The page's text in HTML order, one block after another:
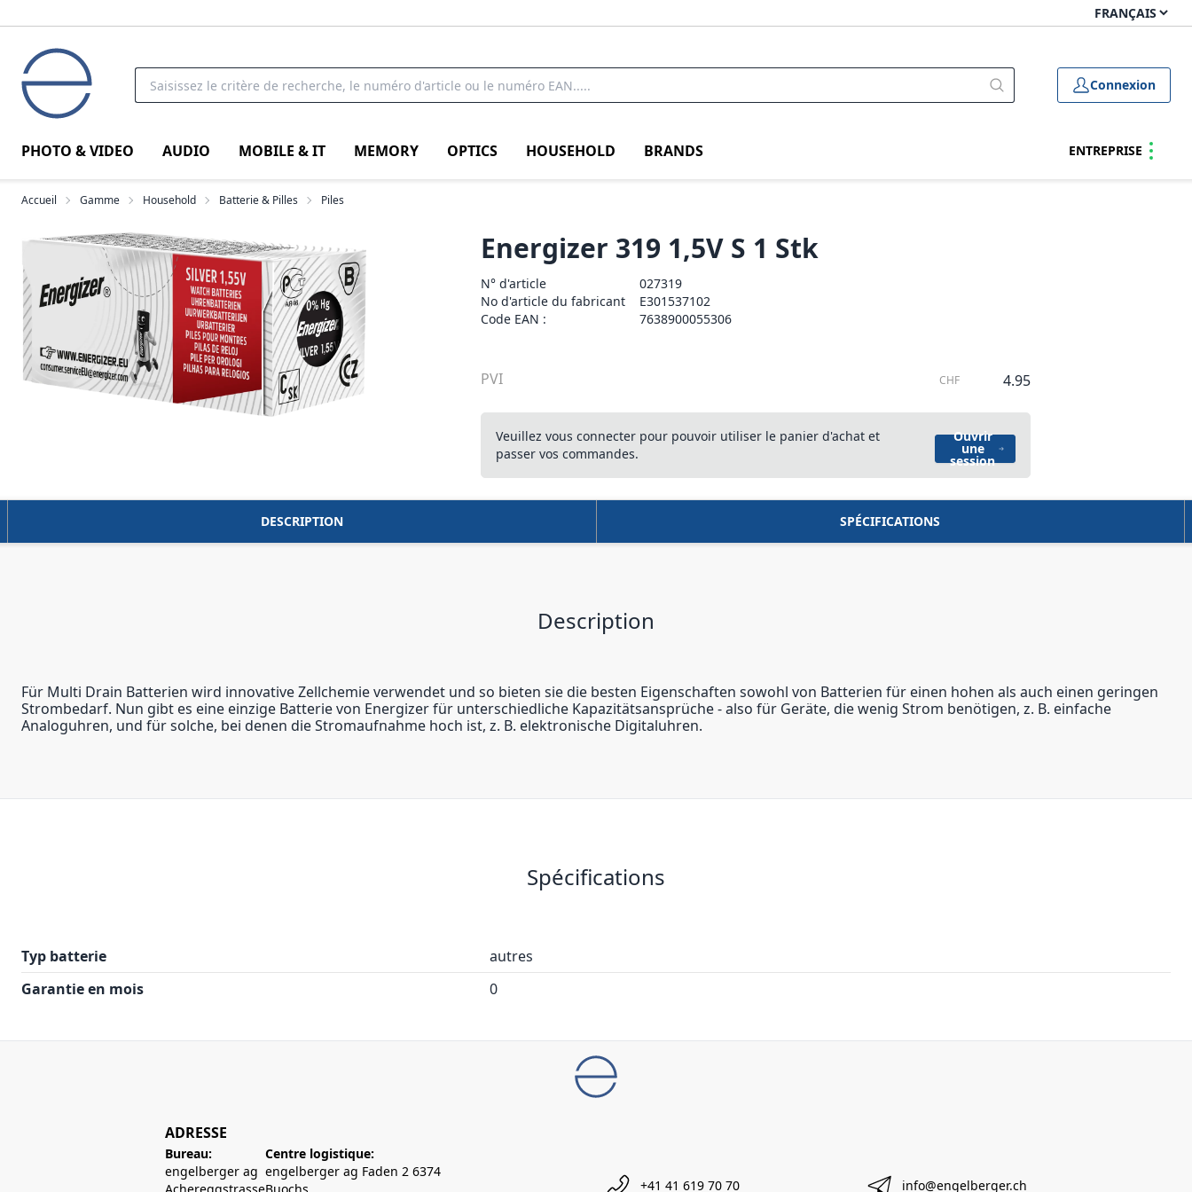
Connexion
PHOTO & VIDEO AUDIO MOBILE & IT MEMORY OPTICS HOUSEHOLD BRANDS ENTREPRISE
Accueil Gamme Household Batterie & Pilles Piles
Energizer 319 1,5V S 1 Stk
N° d'article
027319
No d'article du fabricant
E301537102
Code EAN :
7638900055306
PVI CHF 4.95
Veuillez vous connecter pour pouvoir utiliser le panier d'achat et
passer vos commandes.
Ouvrir
une
session
DESCRIPTION SPÉCIFICATIONS
Description
Für Multi Drain Batterien wird innovative Zellchemie verwendet und so bieten sie die besten Eigenschaften sowohl von Batterien für einen hohen als auch einen geringen
Strombedarf. Nun gibt es eine einzige Batterie von Energizer für unterschiedliche Kapazitätsansprüche - also für Geräte, die wenig Strom benötigen, z. B. einfache
Analoguhren, und für solche, bei denen die Stromaufnahme hoch ist, z. B. elektronische Digitaluhren.
Spécifications
Typ batterie
autres
Garantie en mois
0
ADRESSE
Bureau:
engelberger ag
Centre logistique:
engelberger ag Faden 2 6374
+41 41 619 70 70 info@engelberger.ch